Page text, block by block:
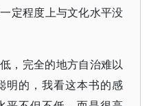
定程度上与文化水平没
，完全的地方自治难以
明的，我看这本书的感